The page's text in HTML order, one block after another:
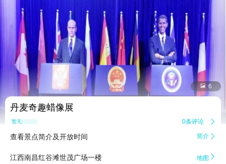
 6
丹麦奇趣蜡像展
暂无点评 0条评论 
查看景点简介及开放时间 简介 
江西南昌红谷滩世茂广场一楼 地图 